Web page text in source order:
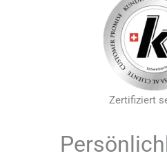
Zertifiziert